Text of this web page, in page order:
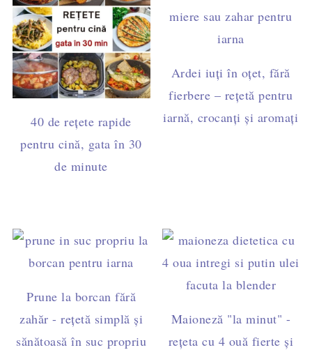
40 de rețete rapide
pentru cină, gata în 30
de minute
Ardei iuți în oțet, fără
fierbere – rețetă pentru
iarnă, crocanți și aromați
Prune la borcan fără
zahăr - rețetă simplă și
sănătoasă în suc propriu
Maioneză "la minut" -
rețeta cu 4 ouă fierte și